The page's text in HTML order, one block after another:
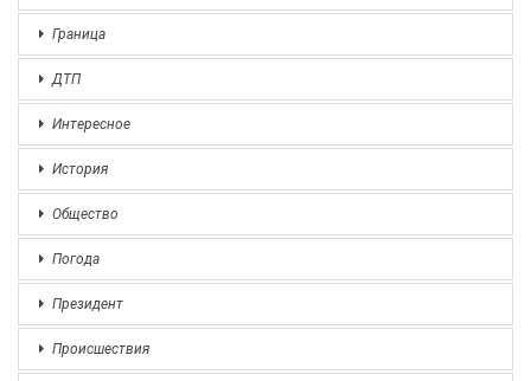
Граница
ДТП
Интересное
История
Общество
Погода
Президент
Происшествия